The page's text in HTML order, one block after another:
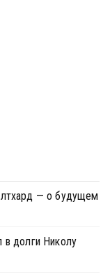
— о будущем
в долги Николу